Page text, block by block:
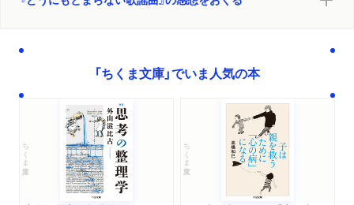
「ちくま文庫」でいま人気の本
ちくま文庫 ちくま文庫